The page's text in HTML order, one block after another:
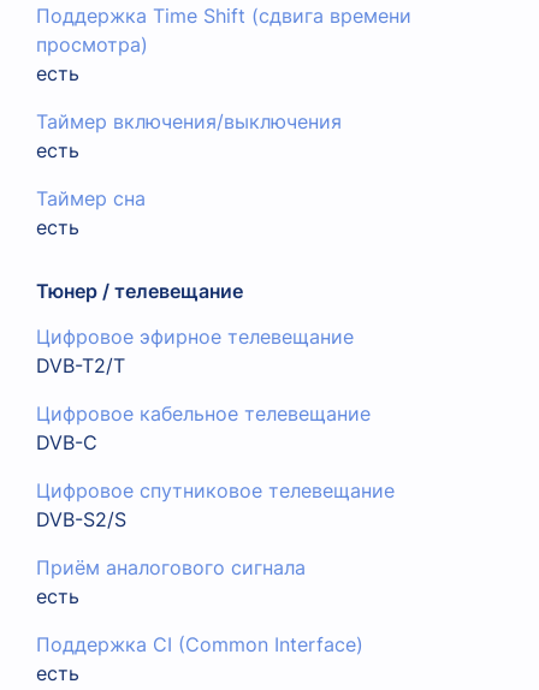
Поддержка Time Shift (сдвига времени
просмотра)
есть
Таймер включения/выключения
есть
Таймер сна
есть
Тюнер / телевещание
Цифровое эфирное телевещание
DVB-T2/T
Цифровое кабельное телевещание
DVB-C
Цифровое спутниковое телевещание
DVB-S2/S
Приём аналогового сигнала
есть
Поддержка CI (Common Interface)
есть